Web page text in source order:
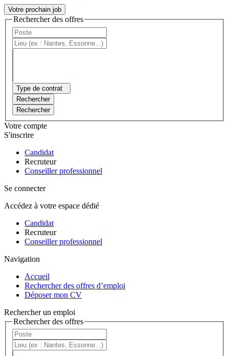
Votre prochain job
Rechercher des offres
Type de contrat
Rechercher
Rechercher
Votre compte
S'inscrire
Candidat
Recruteur
Conseiller professionnel
Se connecter
Accédez à votre espace dédié
Candidat
Recruteur
Conseiller professionnel
Navigation
Accueil
Rechercher des offres d’emploi
Déposer mon CV
Rechercher un emploi
Rechercher des offres